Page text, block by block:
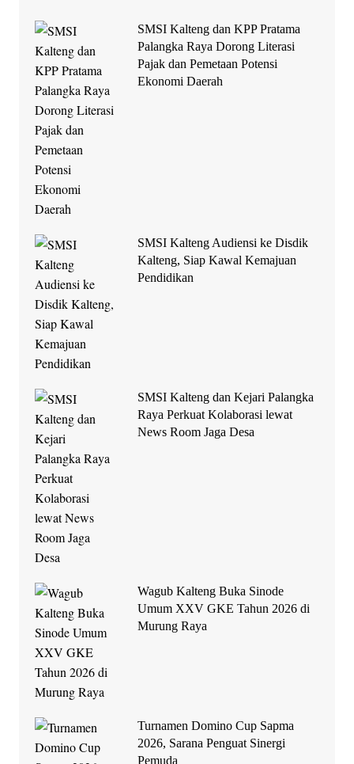
SMSI Kalteng dan KPP Pratama
Palangka Raya Dorong Literasi
Pajak dan Pemetaan Potensi
Ekonomi Daerah
SMSI Kalteng Audiensi ke Disdik
Kalteng, Siap Kawal Kemajuan
Pendidikan
SMSI Kalteng dan Kejari Palangka
Raya Perkuat Kolaborasi lewat
News Room Jaga Desa
Wagub Kalteng Buka Sinode
Umum XXV GKE Tahun 2026 di
Murung Raya
Turnamen Domino Cup Sapma
2026, Sarana Penguat Sinergi
Pemuda